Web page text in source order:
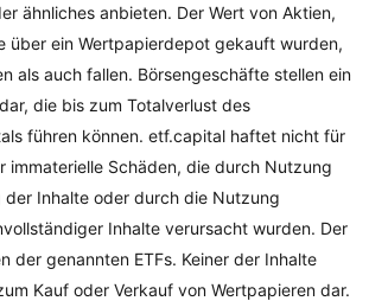
ähnliches anbieten. Der Wert von Aktien,
über ein Wertpapierdepot gekauft wurden,
als auch fallen. Börsengeschäfte stellen ein
die bis zum Totalverlust des
führen können. etf.capital haftet nicht für
immaterielle Schäden, die durch Nutzung
Inhalte oder durch die Nutzung
Inhalte verursacht wurden. Der
der genannten ETFs. Keiner der Inhalte
Kauf oder Verkauf von Wertpapieren dar.